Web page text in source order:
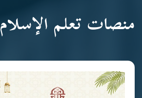
منصات تعلم الإسلام